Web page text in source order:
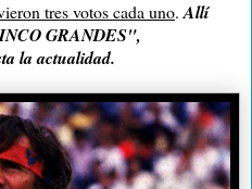
tres votos cada uno. Allí
GRANDES",
la actualidad.